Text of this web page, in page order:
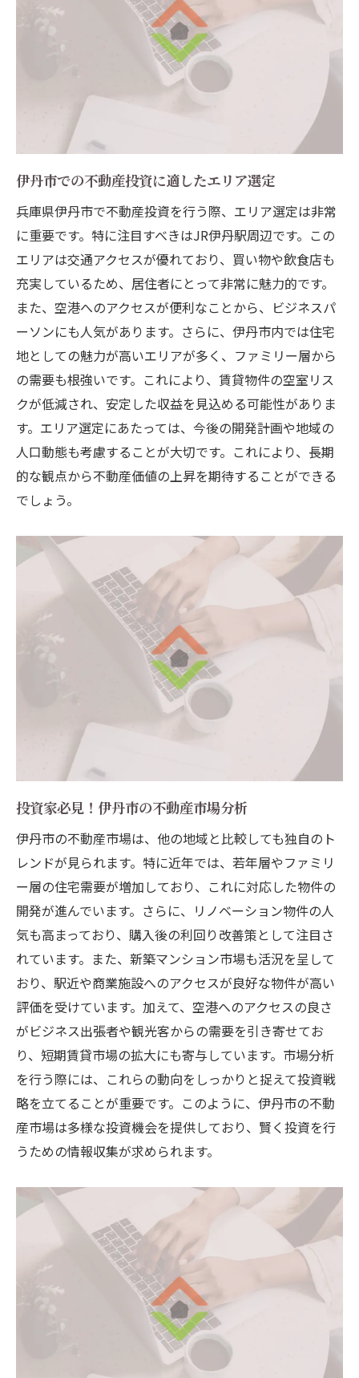
伊丹市での不動産投資に適したエリア選定
兵庫県伊丹市で不動産投資を行う際、エリア選定は非常
に重要です。特に注目すべきはJR伊丹駅周辺です。この
エリアは交通アクセスが優れており、買い物や飲食店も
充実しているため、居住者にとって非常に魅力的です。
また、空港へのアクセスが便利なことから、ビジネスパ
ーソンにも人気があります。さらに、伊丹市内では住宅
地としての魅力が高いエリアが多く、ファミリー層から
の需要も根強いです。これにより、賃貸物件の空室リス
クが低減され、安定した収益を見込める可能性がありま
す。エリア選定にあたっては、今後の開発計画や地域の
人口動態も考慮することが大切です。これにより、長期
的な観点から不動産価値の上昇を期待することができる
でしょう。
投資家必見！伊丹市の不動産市場分析
伊丹市の不動産市場は、他の地域と比較しても独自のト
レンドが見られます。特に近年では、若年層やファミリ
ー層の住宅需要が増加しており、これに対応した物件の
開発が進んでいます。さらに、リノベーション物件の人
気も高まっており、購入後の利回り改善策として注目さ
れています。また、新築マンション市場も活況を呈して
おり、駅近や商業施設へのアクセスが良好な物件が高い
評価を受けています。加えて、空港へのアクセスの良さ
がビジネス出張者や観光客からの需要を引き寄せてお
り、短期賃貸市場の拡大にも寄与しています。市場分析
を行う際には、これらの動向をしっかりと捉えて投資戦
略を立てることが重要です。このように、伊丹市の不動
産市場は多様な投資機会を提供しており、賢く投資を行
うための情報収集が求められます。